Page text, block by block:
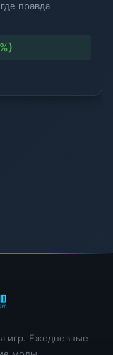
правда
игр. Ежедневные